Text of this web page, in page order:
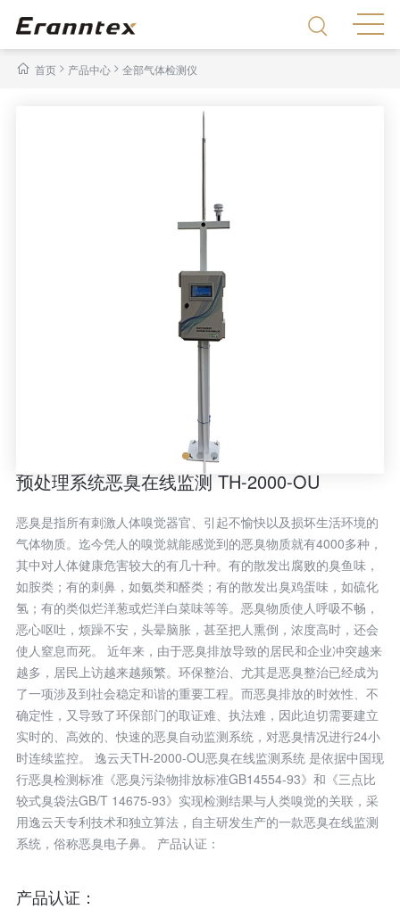
首页> 产品中心 > 全部气体检测仪
预处理系统恶臭在线监测 TH-2000-OU
恶臭是指所有刺激人体嗅觉器官、引起不愉快以及损坏生活环境的
气体物质。迄今凭人的嗅觉就能感觉到的恶臭物质就有4000多种，
其中对人体健康危害较大的有几十种。有的散发出腐败的臭鱼味，
如胺类；有的刺鼻，如氨类和醛类；有的散发出臭鸡蛋味，如硫化
氢；有的类似烂洋葱或烂洋白菜味等等。恶臭物质使人呼吸不畅，
恶心呕吐，烦躁不安，头晕脑胀，甚至把人熏倒，浓度高时，还会
使人窒息而死。 近年来，由于恶臭排放导致的居民和企业冲突越来
越多，居民上访越来越频繁。环保整治、尤其是恶臭整治已经成为
了一项涉及到社会稳定和谐的重要工程。而恶臭排放的时效性、不
确定性，又导致了环保部门的取证难、执法难，因此迫切需要建立
实时的、高效的、快速的恶臭自动监测系统，对恶臭情况进行24小
时连续监控。 逸云天TH-2000-OU恶臭在线监测系统 是依据中国现
行恶臭检测标准《恶臭污染物排放标准GB14554-93》和《三点比
较式臭袋法GB/T 14675-93》实现检测结果与人类嗅觉的关联，采
用逸云天专利技术和独立算法，自主研发生产的一款恶臭在线监测
系统，俗称恶臭电子鼻。 产品认证：
产品认证：